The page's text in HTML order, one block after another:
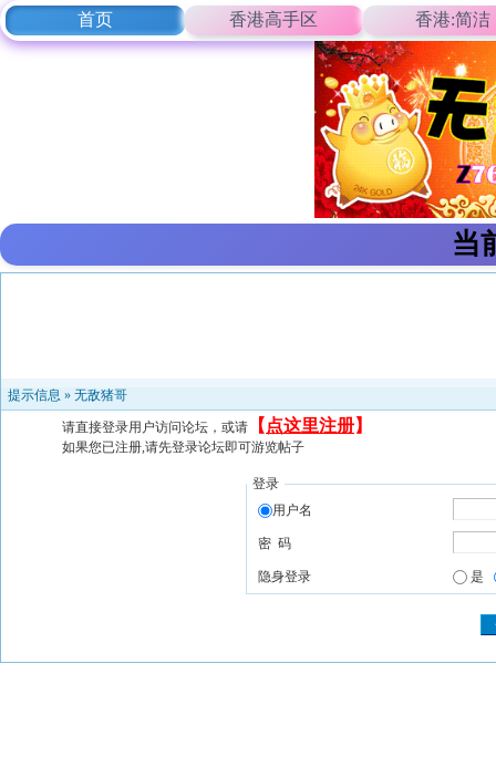
首页 香港高手区 香港:简洁
当
提示信息 » 无敌猪哥
请直接登录用户访问论坛，或请 【 点这里注册】
如果您已注册,请先登录论坛即可游览帖子
登录
用户名
密 码
隐身登录 是